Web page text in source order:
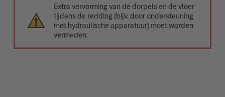
Extra vervorming van de dorpels en de vloer
tijdens de redding (bijv. door ondersteuning
met hydraulische apparatuur) moet worden
vermeden.